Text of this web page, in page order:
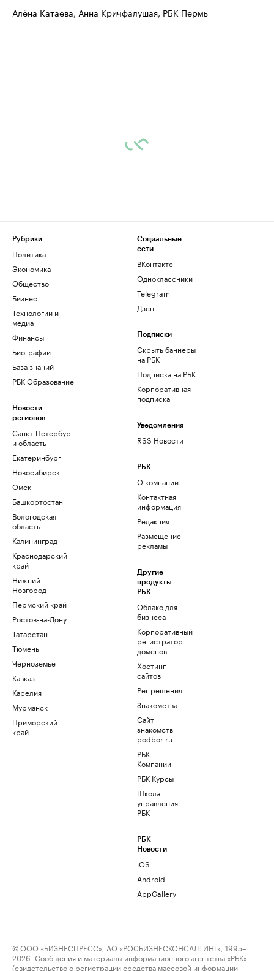
Алёна Катаева, Анна Кричфалушая, РБК Пермь
Рубрики
Политика
Экономика
Общество
Бизнес
Технологии и
медиа
Финансы
Биографии
База знаний
РБК Образование
Новости
регионов
Санкт-Петербург
и область
Екатеринбург
Новосибирск
Омск
Башкортостан
Вологодская
область
Калининград
Краснодарский
край
Нижний
Новгород
Пермский край
Ростов-на-Дону
Татарстан
Тюмень
Черноземье
Кавказ
Карелия
Мурманск
Приморский
край
Социальные
сети
ВКонтакте
Одноклассники
Telegram
Дзен
Подписки
Скрыть баннеры
на РБК
Подписка на РБК
Корпоративная
подписка
Уведомления
RSS Новости
РБК
О компании
Контактная
информация
Редакция
Размещение
рекламы
Другие
продукты
РБК
Облако для
бизнеса
Корпоративный
регистратор
доменов
Хостинг
сайтов
Рег.решения
Знакомства
Сайт
знакомств
podbor.ru
РБК
Компании
РБК Курсы
Школа
управления
РБК
РБК
Новости
iOS
Android
AppGallery
© ООО «БИЗНЕСПРЕСС», АО «РОСБИЗНЕСКОНСАЛТИНГ», 1995–
2026. Сообщения и материалы информационного агентства «РБК»
(свидетельство о регистрации средства массовой информации